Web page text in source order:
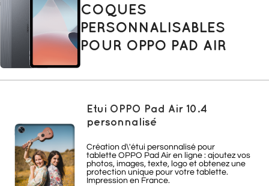
COQUES
PERSONNALISABLES
POUR OPPO PAD AIR
Etui OPPO Pad Air 10.4
personnalisé
Création d\'étui personnalisé pour
tablette OPPO Pad Air en ligne : ajoutez vos
photos, images, texte, logo et obtenez une
protection unique pour votre tablette.
Impression en France.